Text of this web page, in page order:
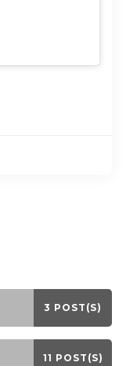
3 POST(S)
11 POST(S)